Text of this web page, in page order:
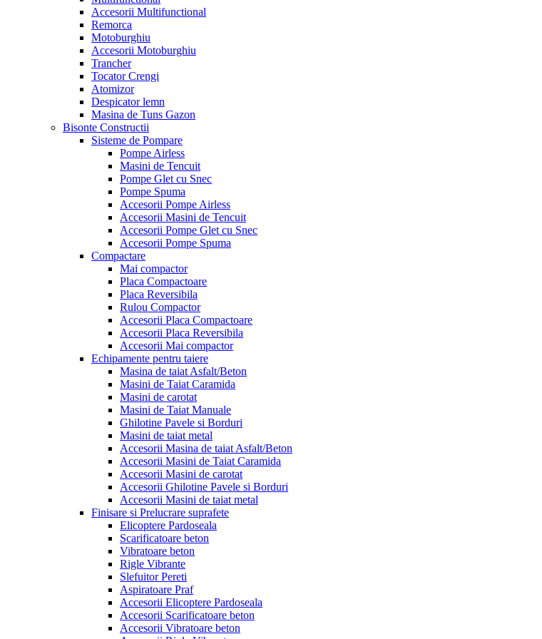
Accesorii Multifunctional
Remorca
Motoburghiu
Accesorii Motoburghiu
Trancher
Tocator Crengi
Atomizor
Despicator lemn
Masina de Tuns Gazon
Bisonte Constructii
Sisteme de Pompare
Pompe Airless
Masini de Tencuit
Pompe Glet cu Snec
Pompe Spuma
Accesorii Pompe Airless
Accesorii Masini de Tencuit
Accesorii Pompe Glet cu Snec
Accesorii Pompe Spuma
Compactare
Mai compactor
Placa Compactoare
Placa Reversibila
Rulou Compactor
Accesorii Placa Compactoare
Accesorii Placa Reversibila
Accesorii Mai compactor
Echipamente pentru taiere
Masina de taiat Asfalt/Beton
Masini de Taiat Caramida
Masini de carotat
Masini de Taiat Manuale
Ghilotine Pavele si Borduri
Masini de taiat metal
Accesorii Masina de taiat Asfalt/Beton
Accesorii Masini de Taiat Caramida
Accesorii Masini de carotat
Accesorii Ghilotine Pavele si Borduri
Accesorii Masini de taiat metal
Finisare si Prelucrare suprafete
Elicoptere Pardoseala
Scarificatoare beton
Vibratoare beton
Rigle Vibrante
Slefuitor Pereti
Aspiratoare Praf
Accesorii Elicoptere Pardoseala
Accesorii Scarificatoare beton
Accesorii Vibratoare beton